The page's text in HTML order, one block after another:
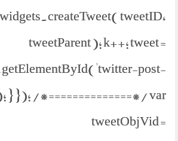
tweetID,
tweetParent ); k++; tweet =
post-
} }); /*==============*/ var
tweetObjVid =